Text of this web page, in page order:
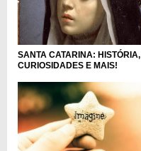
SANTA CATARINA: HISTÓRIA,
CURIOSIDADES E MAIS!